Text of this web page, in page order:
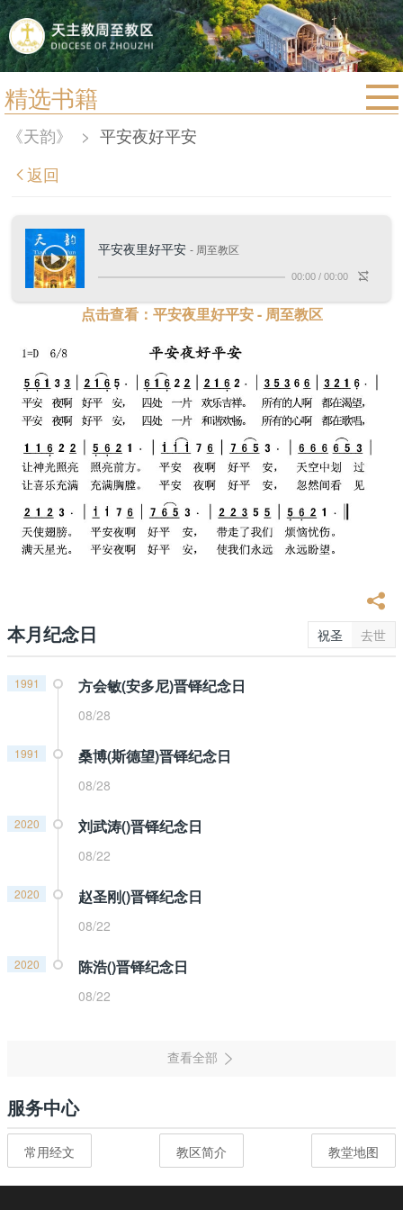
精选书籍
首页
宗教法规
教区简介
信仰文萃
教会圣月
《天韵》 > 平安夜好平安
返回
平安夜里好平安 - 周至教区
00:00 / 00:00
点击查看：平安夜里好平安 - 周至教区
本月纪念日 祝圣 去世
1991 方会敏(安多尼)晋铎纪念日
08/28
1991 桑博(斯德望)晋铎纪念日
08/28
2020 刘武涛()晋铎纪念日
08/22
2020 赵圣刚()晋铎纪念日
08/22
2020 陈浩()晋铎纪念日
08/22
服务中心
常用经文 教区简介 教堂地图